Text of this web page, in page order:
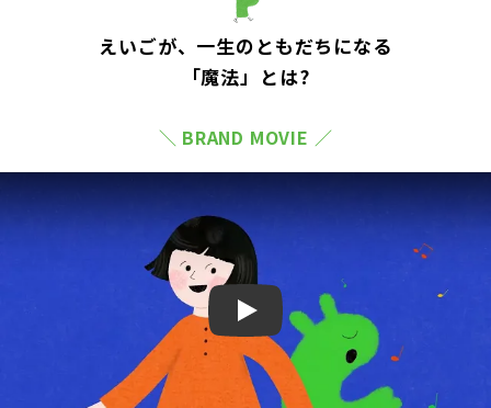
えいごが、一生のともだちになる
「魔法」とは?
＼ BRAND MOVIE ／